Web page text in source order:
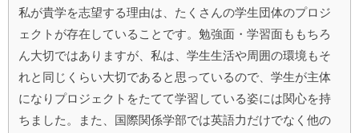
私が貴学を志望する理由は、たくさんの学生団体のプロジ
ェクトが存在していることです。勉強面・学習面ももちろ
ん大切ではありますが、私は、学生生活や周囲の環境もそ
れと同じくらい大切であると思っているので、学生が主体
になりプロジェクトをたてて学習している姿には関心を持
ちました。また、国際関係学部では英語力だけでなく他の